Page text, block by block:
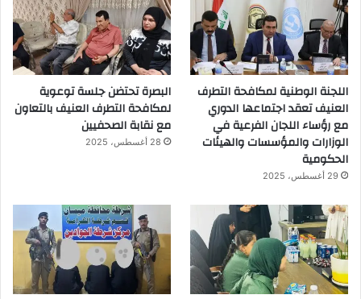
اللجنة الوطنية لمكافحة التطرف
العنيف تعقد اجتماعها الدوري
مع رؤساء اللجان الفرعية في
الوزارات والمؤسسات والهيئات
الحكومية
29 أغسطس، 2025
البصرة تحتضن جلسة توعوية
لمكافحة التطرف العنيف بالتعاون
مع نقابة الصحفيين
28 أغسطس، 2025